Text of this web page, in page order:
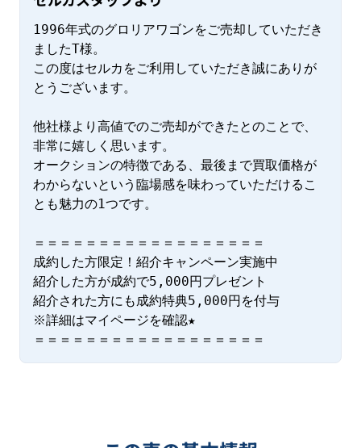
1996年式のグロリアワゴンをご売却していただき
ましたT様。
この度はセルカをご利用していただき誠にありが
とうございます。
他社様より高値でのご売却ができたとのことで、
非常に嬉しく思います。
オークションの特徴である、最後まで買取価格が
わからないという臨場感を味わっていただけるこ
とも魅力の1つです。
＝＝＝＝＝＝＝＝＝＝＝＝＝＝＝＝＝＝
成約した方限定！紹介キャンペーン実施中
紹介した方が成約で5,000円プレゼント
紹介された方にも成約特典5,000円を付与
※詳細はマイページを確認★
＝＝＝＝＝＝＝＝＝＝＝＝＝＝＝＝＝＝